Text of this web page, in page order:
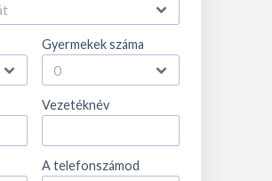
Gyermekek száma
Vezetéknév
A telefonszámod